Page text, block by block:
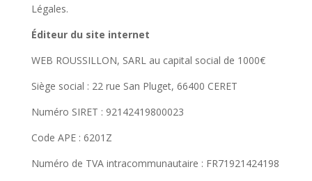
Légales.
Éditeur du site internet
WEB ROUSSILLON, SARL au capital social de 1000€
Siège social : 22 rue San Pluget, 66400 CERET
Numéro SIRET : 92142419800023
Code APE : 6201Z
Numéro de TVA intracommunautaire : FR71921424198